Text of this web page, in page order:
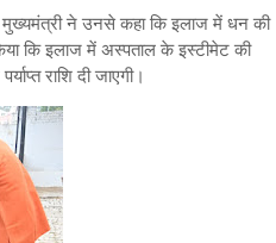
मुख्यमंत्री ने उनसे कहा कि इलाज में धन की
कि इलाज में अस्पताल के इस्टीमेट की
राशि दी जाएगी।